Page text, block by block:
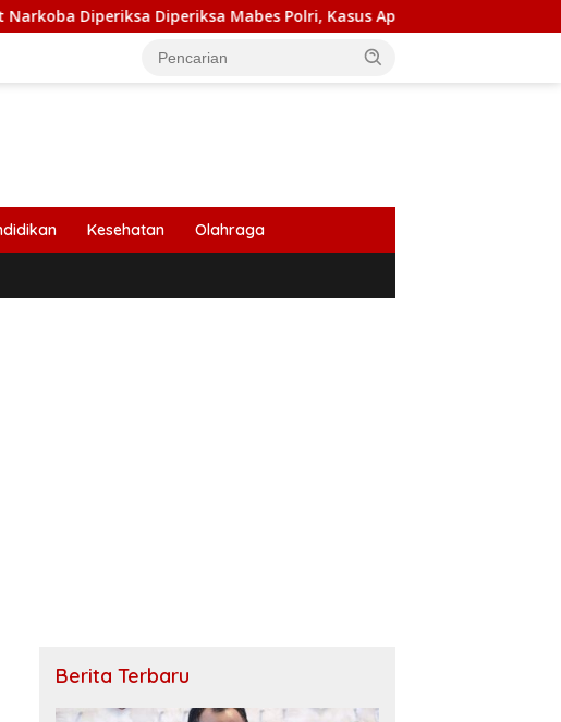
Diperiksa Mabes Polri, Kasus Apa? PB HIMABIR: Cetak
Kesehatan Olahraga
Berita Terbaru